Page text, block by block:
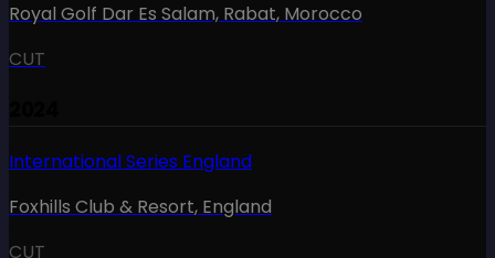
Royal Golf Dar Es Salam, Rabat, Morocco
CUT
International Series England
Foxhills Club & Resort, England
CUT